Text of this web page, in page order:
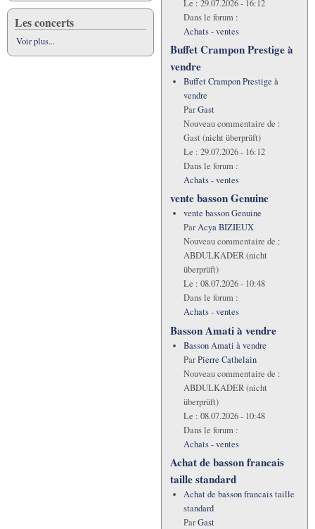
Les concerts
Voir plus...
Le : 29.07.2026 - 16:12
Dans le forum :
Achats - ventes
Buffet Crampon Prestige à
vendre
Buffet Crampon Prestige à
vendre
ParGast
Nouveau commentaire de :
Gast (nicht überprüft)
Le : 29.07.2026 - 16:12
Dans le forum :
Achats - ventes
vente basson Genuine
vente basson Genuine
ParAcya BIZIEUX
Nouveau commentaire de :
ABDULKADER (nicht
überprüft)
Le : 08.07.2026 - 10:48
Dans le forum :
Achats - ventes
Basson Amati à vendre
Basson Amati à vendre
ParPierre Cathelain
Nouveau commentaire de :
ABDULKADER (nicht
überprüft)
Le : 08.07.2026 - 10:48
Dans le forum :
Achats - ventes
Achat de basson francais
taille standard
Achat de basson francais taille
standard
ParGast